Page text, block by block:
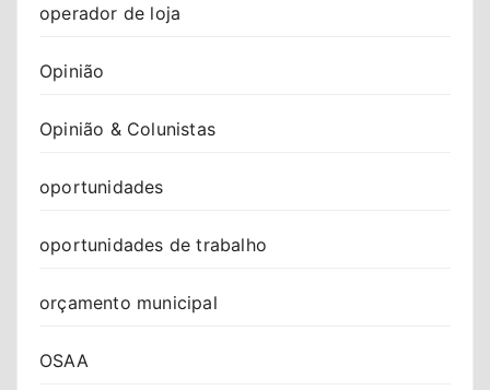
operador de loja
Opinião
Opinião & Colunistas
oportunidades
oportunidades de trabalho
orçamento municipal
OSAA